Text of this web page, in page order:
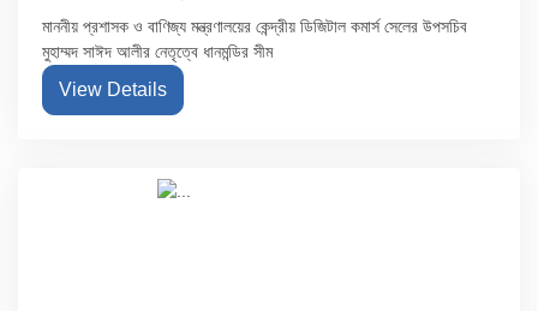
মাননীয় প্রশাসক ও বাণিজ্য মন্ত্রণালয়ের কেন্দ্রীয় ডিজিটাল কমার্স সেলের উপসচিব
মুহাম্মদ সাঈদ আলীর নেতৃত্বে ধানমন্ডির সীম
View Details